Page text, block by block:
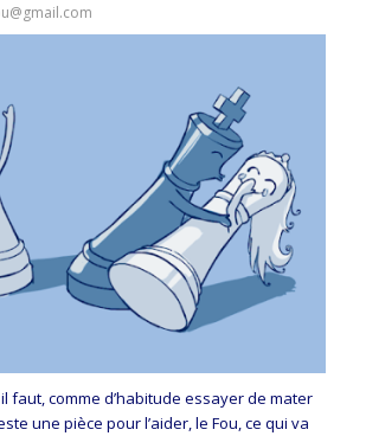
faut, comme d’habitude essayer de mater
une pièce pour l’aider, le Fou, ce qui va